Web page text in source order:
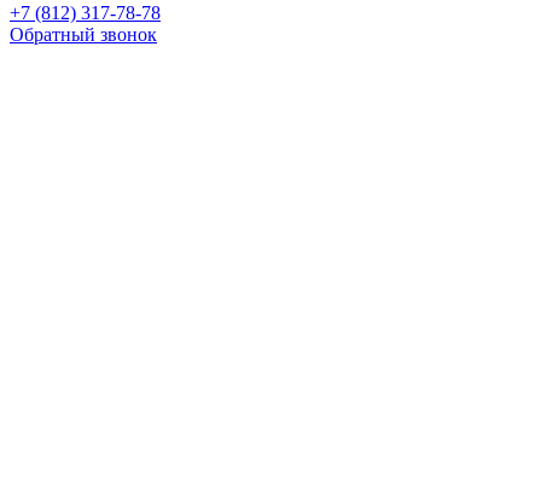
+7 (812) 317-78-78
Обратный звонок